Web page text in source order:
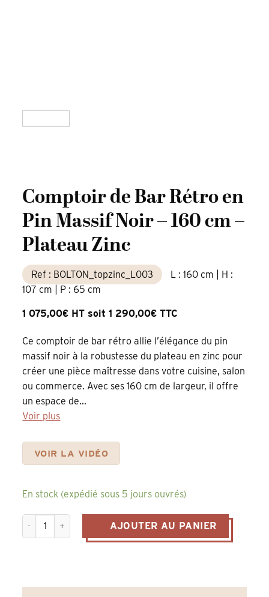
Comptoir de Bar Rétro en
Pin Massif Noir – 160 cm –
Plateau Zinc
Ref : BOLTON_topzinc_L003
L : 160 cm | H :
107 cm | P : 65 cm
1 075,00€ HT soit 1 290,00€ TTC
Ce comptoir de bar rétro allie l’élégance du pin
massif noir à la robustesse du plateau en zinc pour
créer une pièce maîtresse dans votre cuisine, salon
ou commerce. Avec ses 160 cm de largeur, il offre
un espace de...
Voir plus
VOIR LA VIDÉO
En stock (expédié sous 5 jours ouvrés)
quantité de Comptoir de Bar Rétro en Pin Massif Noir – 160
AJOUTER AU PANIER